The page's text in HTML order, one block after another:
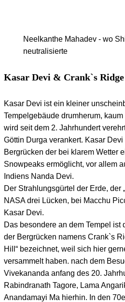
Neelkanthe Mahadev - wo
neutralisierte
Kasar Devi & Crank`s
Kasar Devi ist ein kleiner
Tempelgebäude drumherum,
wird seit dem 2. Jahrhundert
Göttin Durga verankert. Kasar
Bergrücken der bei klarem Wetter
Snowpeaks ermöglicht, vor allem
Indiens Nanda Devi.
Der Strahlungsgürtel der Erde, der
NASA drei Lücken, bei Macchu
Kasar Devi.
Das besondere an dem Tempel ist
der Bergrücken namens Crank`s
Hill“ bezeichnet, weil sich hier
versammelt haben. nach dem
Vivekananda anfang des 20.
Rabindranath Tagore, Lama
Anandamayi Ma hierhin. In den